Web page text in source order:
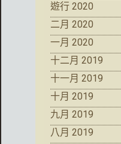
遊行 2020
二月 2020
一月 2020
十二月 2019
十一月 2019
十月 2019
九月 2019
八月 2019